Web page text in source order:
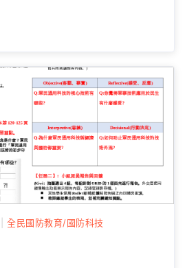
全民國防教育/國防科技